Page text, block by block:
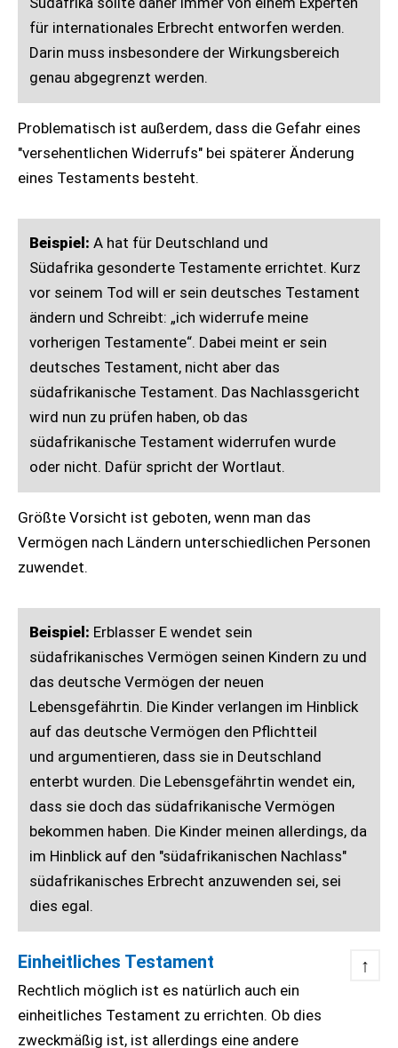
für internationales Erbrecht entworfen werden.
Darin muss insbesondere der Wirkungsbereich
genau abgegrenzt werden.
Problematisch ist außerdem, dass die Gefahr eines
"versehentlichen Widerrufs" bei späterer Änderung
eines Testaments besteht.
Beispiel: A hat für Deutschland und
Südafrika gesonderte Testamente errichtet. Kurz
vor seinem Tod will er sein deutsches Testament
ändern und Schreibt: „ich widerrufe meine
vorherigen Testamente“. Dabei meint er sein
deutsches Testament, nicht aber das
südafrikanische Testament. Das Nachlassgericht
wird nun zu prüfen haben, ob das
südafrikanische Testament widerrufen wurde
oder nicht. Dafür spricht der Wortlaut.
Größte Vorsicht ist geboten, wenn man das
Vermögen nach Ländern unterschiedlichen Personen
zuwendet.
Beispiel: Erblasser E wendet sein
südafrikanisches Vermögen seinen Kindern zu und
das deutsche Vermögen der neuen
Lebensgefährtin. Die Kinder verlangen im Hinblick
auf das deutsche Vermögen den Pflichtteil
und argumentieren, dass sie in Deutschland
enterbt wurden. Die Lebensgefährtin wendet ein,
dass sie doch das südafrikanische Vermögen
bekommen haben. Die Kinder meinen allerdings, da
im Hinblick auf den "südafrikanischen Nachlass"
südafrikanisches Erbrecht anzuwenden sei, sei
dies egal.
Einheitliches Testament ↑
Rechtlich möglich ist es natürlich auch ein
einheitliches Testament zu errichten. Ob dies
zweckmäßig ist, ist allerdings eine andere